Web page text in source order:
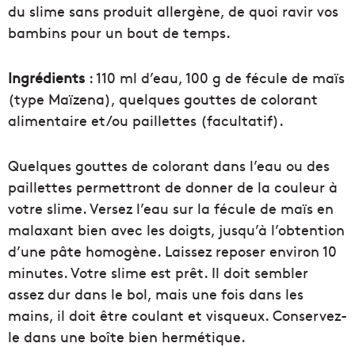
du slime sans produit allergène, de quoi ravir vos
bambins pour un bout de temps.
Ingrédients : 110 ml d’eau, 100 g de fécule de maïs
(type Maïzena), quelques gouttes de colorant
alimentaire et/ou paillettes (facultatif).
Quelques gouttes de colorant dans l’eau ou des
paillettes permettront de donner de la couleur à
votre slime. Versez l’eau sur la fécule de maïs en
malaxant bien avec les doigts, jusqu’à l’obtention
d’une pâte homogène. Laissez reposer environ 10
minutes. Votre slime est prêt. Il doit sembler
assez dur dans le bol, mais une fois dans les
mains, il doit être coulant et visqueux. Conservez-
le dans une boîte bien hermétique.